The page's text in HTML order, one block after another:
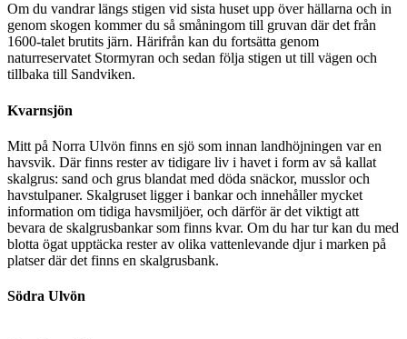
Om du vandrar längs stigen vid sista huset upp över hällarna och in
genom skogen kommer du så småningom till gruvan där det från
1600-talet brutits järn. Härifrån kan du fortsätta genom
naturreservatet Stormyran och sedan följa stigen ut till vägen och
tillbaka till Sandviken.
Kvarnsjön
Mitt på Norra Ulvön finns en sjö som innan landhöjningen var en
havsvik. Där finns rester av tidigare liv i havet i form av så kallat
skalgrus: sand och grus blandat med döda snäckor, musslor och
havstulpaner. Skalgruset ligger i bankar och innehåller mycket
information om tidiga havsmiljöer, och därför är det viktigt att
bevara de skalgrusbankar som finns kvar. Om du har tur kan du med
blotta ögat upptäcka rester av olika vattenlevande djur i marken på
platser där det finns en skalgrusbank.
Södra Ulvön